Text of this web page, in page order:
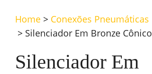
Home > Conexões Pneumáticas
> Silenciador Em Bronze Cônico
Silenciador Em